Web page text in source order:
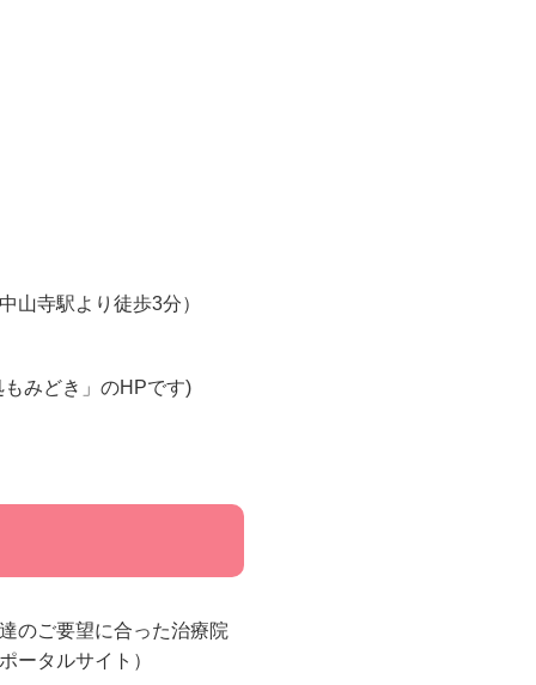
山寺駅より徒歩3分）
みどき」のHPです)
のご要望に合った治療院
ータルサイト）